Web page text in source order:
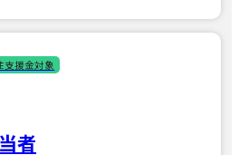
支援金対象
者